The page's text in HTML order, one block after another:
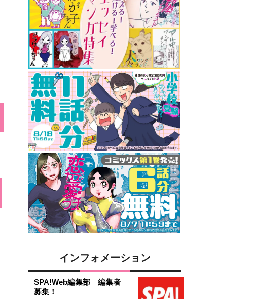
インフォメーション
SPA!Web編集部 編集者
募集！